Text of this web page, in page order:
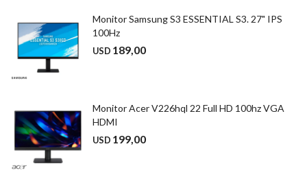
Monitor Samsung S3 ESSENTIAL S3. 27" IPS
100Hz
USD 189,00
Monitor Acer V226hql 22 Full HD 100hz VGA
HDMI
USD 199,00